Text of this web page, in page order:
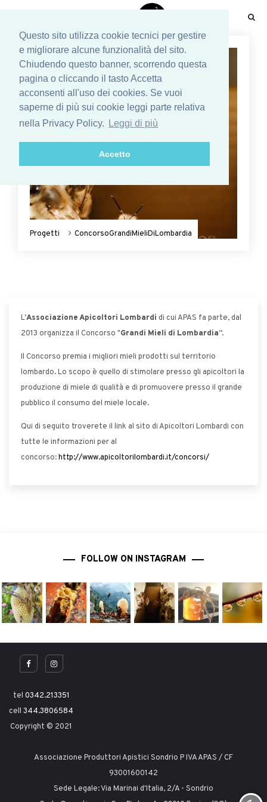
Questo sito utilizza cookie tecnici per gestire
e migliorare alcune funzionalità del sito.
Chiudendo questo banner, scorrendo questa
pagina o cliccando il tasto Accetta
acconsenti all'uso dei cookies. Se vuoi
saperne di più sui cookie leggi parte relativa
nella Privacy Policy.
Leggi di più
Accetto
Progetti ConcorsoGrandiMieliDiLombardia
L’Associazione Apicoltori Lombardi di cui APAS fa parte, dal
2013 organizza il Concorso "Grandi Mieli di Lombardia“.
Il Concorso premia i migliori mieli prodotti sul territorio
lombardo. Lo scopo è quello di stimolare presso gli apicoltori la
produzione di miele di qualità e di promuovere presso il grande
pubblico il consumo del miele locale.
Qui di seguito troverete il link al sito di Apicoltori Lombardi con
tutte le informazioni per al
concorso:http://www.apicoltorilombardi.it/concorsi/
FOLLOW ON INSTAGRAM
tel 0342.213351
cell 344.3806584
Copyright © 2021
Associazione Produttori Apistici Sondrio P IVA APAS / CF
93001600142
Sede Legale: Via Marinai d'Italia, 2/A - Sondrio